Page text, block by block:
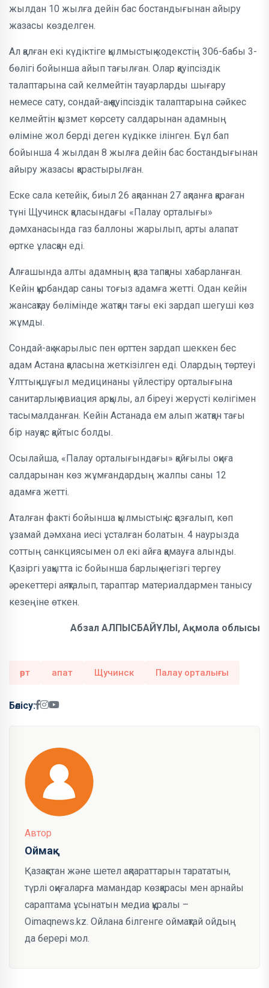
жылдан 10 жылға дейін бас бостандығынан айыру
жазасы көзделген.
Ал қалған екі күдіктіге қылмыстық кодекстің 306-бабы 3-
бөлігі бойынша айып тағылған. Олар қауіпсіздік
талаптарына сай келмейтін тауарларды шығару
немесе сату, сондай-ақ қауіпсіздік талаптарына сәйкес
келмейтін қызмет көрсету салдарынан адамның
өліміне жол берді деген күдікке ілінген. Бұл бап
бойынша 4 жылдан 8 жылға дейін бас бостандығынан
айыру жазасы қарастырылған.
Еске сала кетейік, биыл 26 ақпаннан 27 ақпанға қараған
түні Щучинск қаласындағы «Палау орталығы»
дәмханасында газ баллоны жарылып, арты алапат
өртке ұласқан еді.
Алғашында алты адамның қаза тапқаны хабарланған.
Кейін құрбандар саны тоғыз адамға жетті. Одан кейін
жансақтау бөлімінде жатқан тағы екі зардап шегуші көз
жұмды.
Сондай-ақ жарылыс пен өрттен зардап шеккен бес
адам Астана қаласына жеткізілген еді. Олардың төртеуі
Ұлттық шұғыл медицинаны үйлестіру орталығына
санитарлық авиация арқылы, ал біреуі жерүсті көлігімен
тасымалданған. Кейін Астанада ем алып жатқан тағы
бір науқас қайтыс болды.
Осылайша, «Палау орталығындағы» қайғылы оқиға
салдарынан көз жұмғандардың жалпы саны 12
адамға жетті.
Аталған факті бойынша қылмыстық іс қозғалып, көп
ұзамай дәмхана иесі ұсталған болатын. 4 наурызда
соттың санкциясымен ол екі айға қамауға алынды.
Қазіргі уақытта іс бойынша барлық негізгі тергеу
әрекеттері аяқталып, тараптар материалдармен танысу
кезеңіне өткен.
Абзал АЛПЫСБАЙҰЛЫ, Ақмола облысы
өрт апат Щучинск Палау орталығы
Бөлісу:
Автор
Оймақ
Қазақстан және шетел ақпараттарын тарататын,
түрлі оқиғаларға мамандар көзқарасы мен арнайы
сараптама ұсынатын медиа құралы –
Oimaqnews.kz. Ойлана білгенге оймақтай ойдың
да берері мол.